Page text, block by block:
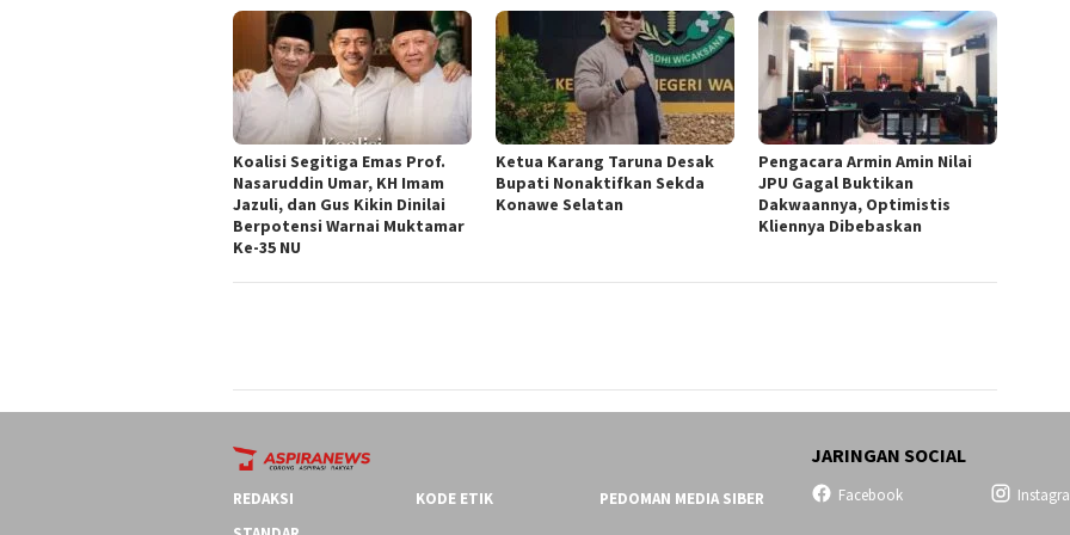
Koalisi Segitiga Emas Prof.
Nasaruddin Umar, KH Imam
Jazuli, dan Gus Kikin Dinilai
Berpotensi Warnai Muktamar
Ke-35 NU
Ketua ‎Karang Taruna Desak
Bupati Nonaktifkan Sekda
Konawe Selatan
‎Pengacara Armin Amin Nilai
JPU Gagal Buktikan
Dakwaannya, Optimistis
Kliennya Dibebaskan
REDAKSI KODE ETIK
PEDOMAN MEDIA SIBER
JARINGAN SOCIAL
Facebook